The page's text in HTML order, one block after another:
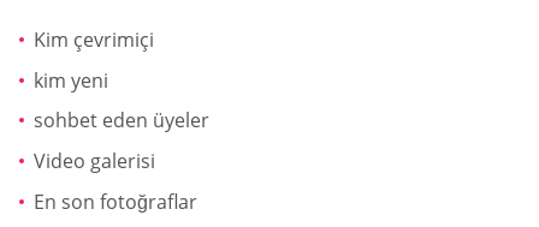
Kim çevrimiçi
kim yeni
sohbet eden üyeler
Video galerisi
En son fotoğraflar